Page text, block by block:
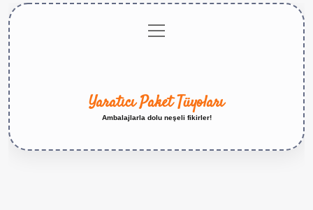
menüyü
aç
Yaratıcı Paket Tüyoları
Ambalajlarla dolu neşeli fikirler!